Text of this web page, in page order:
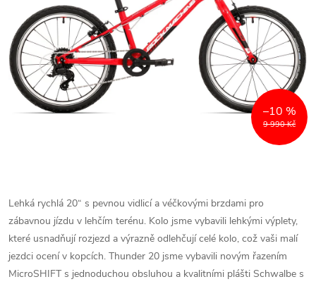
9 990 Kč
–10 %
Lehká rychlá 20“ s pevnou vidlicí a véčkovými brzdami pro
zábavnou jízdu v lehčím terénu. Kolo jsme vybavili lehkými výplety,
které usnadňují rozjezd a výrazně odlehčují celé kolo, což vaši malí
jezdci ocení v kopcích. Thunder 20 jsme vybavili novým řazením
MicroSHIFT s jednoduchou obsluhou a kvalitními plášti Schwalbe s